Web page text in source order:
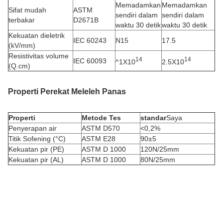
Sifat mudah
terbakar
ASTM
D2671B
Memadamkan
sendiri dalam
waktu 30 detik
Memadamkan
sendiri dalam
waktu 30 detik
Kekuatan dieletrik
(kV/mm)
IEC 60243 N15
17.5
Resistivitas volume
(Q.cm)
IEC 60093 ^1X1014 2.5X1014
Properti Perekat Meleleh Panas
Properti Metode Tes standarSaya
Penyerapan air
ASTM D570
<0,2%
Titik Sofening (°C)
ASTM E28
90±5
Kekuatan pir (PE)
ASTM D 1000
120N/25mm
Kekuatan pir (AL)
ASTM D 1000 80N/25mm